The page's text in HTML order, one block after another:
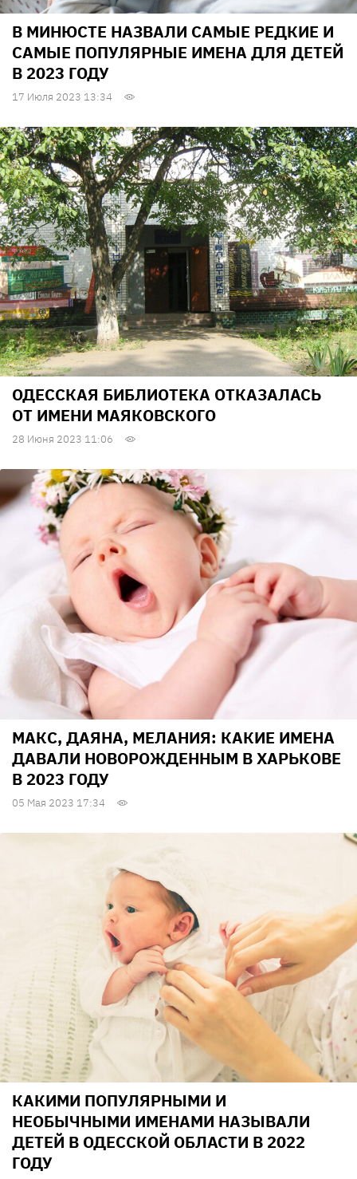
В МИНЮСТЕ НАЗВАЛИ САМЫЕ РЕДКИЕ И
САМЫЕ ПОПУЛЯРНЫЕ ИМЕНА ДЛЯ ДЕТЕЙ
В 2023 ГОДУ
17 Июля 2023 13:34
ОДЕССКАЯ БИБЛИОТЕКА ОТКАЗАЛАСЬ
ОТ ИМЕНИ МАЯКОВСКОГО
28 Июня 2023 11:06
МАКС, ДАЯНА, МЕЛАНИЯ: КАКИЕ ИМЕНА
ДАВАЛИ НОВОРОЖДЕННЫМ В ХАРЬКОВЕ
В 2023 ГОДУ
05 Мая 2023 17:34
КАКИМИ ПОПУЛЯРНЫМИ И
НЕОБЫЧНЫМИ ИМЕНАМИ НАЗЫВАЛИ
ДЕТЕЙ В ОДЕССКОЙ ОБЛАСТИ В 2022
ГОДУ